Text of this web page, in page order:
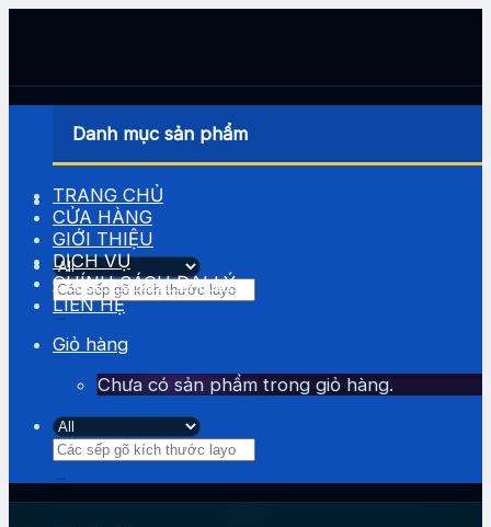
Tìm
kiếm:
Danh mục sản phẩm
TRANG CHỦ
CỬA HÀNG
GIỚI THIỆU
DỊCH VỤ
CHÍNH SÁCH ĐẠI LÝ
LIÊN HỆ
Giỏ hàng
Chưa có sản phẩm trong giỏ hàng.
Tìm
kiếm: